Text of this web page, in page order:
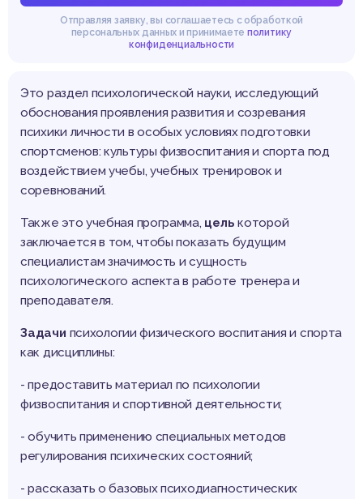
Отправляя заявку, вы соглашаетесь с обработкой
персональных данных и принимаете политику
конфиденциальности
Это раздел психологической науки, исследующий
обоснования проявления развития и созревания
психики личности в особых условиях подготовки
спортсменов: культуры физвоспитания и спорта под
воздействием учебы, учебных тренировок и
соревнований.
Также это учебная программа, целькоторой
заключается в том, чтобы показать будущим
специалистам значимость и сущность
психологического аспекта в работе тренера и
преподавателя.
Задачи психологии физического воспитания и спорта
как дисциплины:
- предоставить материал по психологии
физвоспитания и спортивной деятельности;
- обучить применению специальных методов
регулирования психических состояний;
- рассказать о базовых психодиагностических